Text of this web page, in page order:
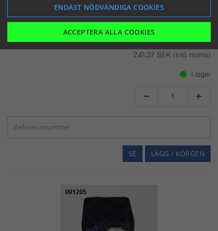
NRG,MC-2,LC50
Piaggio/vespa
Typhoon
ALL
Piaggio/vespa
Zip50 93>
241,37 SEK (inkl. moms)
I lager
 
LÄGG I KORGEN
SE
ENDAST NÖDVÄNDIGA COOKIES
ACCEPTERA ALLA COOKIES